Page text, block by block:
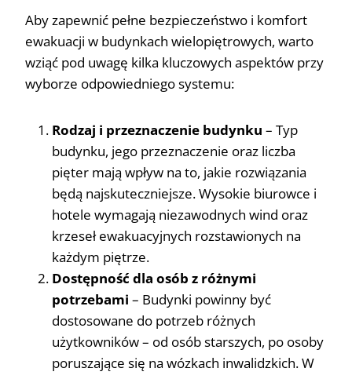
Aby zapewnić pełne bezpieczeństwo i komfort
ewakuacji w budynkach wielopiętrowych, warto
wziąć pod uwagę kilka kluczowych aspektów przy
wyborze odpowiedniego systemu:
Rodzaj i przeznaczenie budynku – Typ
budynku, jego przeznaczenie oraz liczba
pięter mają wpływ na to, jakie rozwiązania
będą najskuteczniejsze. Wysokie biurowce i
hotele wymagają niezawodnych wind oraz
krzeseł ewakuacyjnych rozstawionych na
każdym piętrze.
Dostępność dla osób z różnymi
potrzebami – Budynki powinny być
dostosowane do potrzeb różnych
użytkowników – od osób starszych, po osoby
poruszające się na wózkach inwalidzkich. W